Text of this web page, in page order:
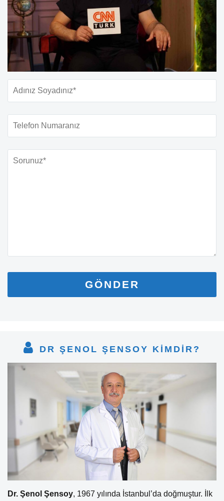
DR ŞENOL ŞENSOY KİMDİR?
Dr. Şenol Şensoy, 1967 yılında İstanbul’da doğmuştur. İlk